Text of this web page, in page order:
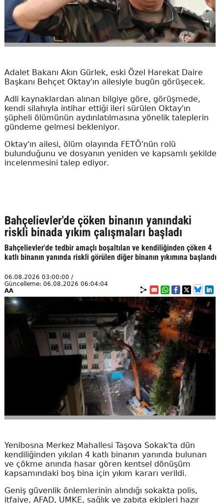
Adalet Bakanı Akın Gürlek, eski Özel Harekat Daire
Başkanı Behçet Oktay'ın ailesiyle bugün görüşecek.
Adli kaynaklardan alınan bilgiye göre, görüşmede,
kendi silahıyla intihar ettiği ileri sürülen Oktay'ın
şüpheli ölümünün aydınlatılmasına yönelik taleplerin
gündeme gelmesi bekleniyor.
Oktay'ın ailesi, ölüm olayında FETÖ'nün rolü
bulunduğunu ve dosyanın yeniden ve kapsamlı şekilde
incelenmesini talep ediyor.
Bahçelievler'de çöken binanın yanındaki
riskli binada yıkım çalışmaları başladı
Bahçelievler'de tedbir amaçlı boşaltılan ve kendiliğinden çöken 4
katlı binanın yanında riskli görülen diğer binanın yıkımına başlandı
06.08.2026 03:00:00 /
Güncelleme: 06.08.2026 06:04:04
AA
Yenibosna Merkez Mahallesi Taşova Sokak'ta dün
kendiliğinden yıkılan 4 katlı binanın yanında bulunan
ve çökme anında hasar gören kentsel dönüşüm
kapsamındaki boş bina için yıkım kararı verildi.
Geniş güvenlik önlemlerinin alındığı sokakta polis,
itfaiye, AFAD, UMKE, sağlık ve zabıta ekipleri hazır